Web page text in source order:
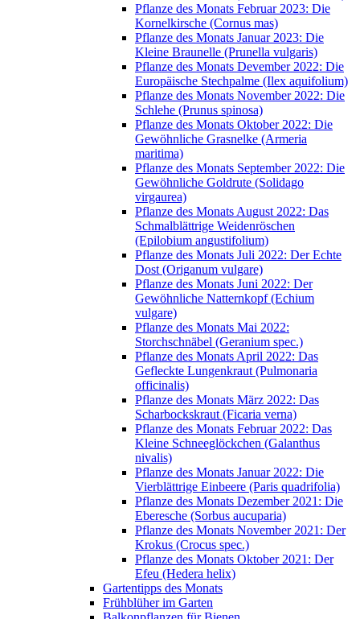
Pflanze des Monats Februar 2023: Die
Kornelkirsche (Cornus mas)
Pflanze des Monats Januar 2023: Die
Kleine Braunelle (Prunella vulgaris)
Pflanze des Monats Devember 2022: Die
Europäische Stechpalme (Ilex aquifolium)
Pflanze des Monats November 2022: Die
Schlehe (Prunus spinosa)
Pflanze des Monats Oktober 2022: Die
Gewöhnliche Grasnelke (Armeria
maritima)
Pflanze des Monats September 2022: Die
Gewöhnliche Goldrute (Solidago
virgaurea)
Pflanze des Monats August 2022: Das
Schmalblättrige Weidenröschen
(Epilobium angustifolium)
Pflanze des Monats Juli 2022: Der Echte
Dost (Origanum vulgare)
Pflanze des Monats Juni 2022: Der
Gewöhnliche Natternkopf (Echium
vulgare)
Pflanze des Monats Mai 2022:
Storchschnäbel (Geranium spec.)
Pflanze des Monats April 2022: Das
Gefleckte Lungenkraut (Pulmonaria
officinalis)
Pflanze des Monats März 2022: Das
Scharbockskraut (Ficaria verna)
Pflanze des Monats Februar 2022: Das
Kleine Schneeglöckchen (Galanthus
nivalis)
Pflanze des Monats Januar 2022: Die
Vierblättrige Einbeere (Paris quadrifolia)
Pflanze des Monats Dezember 2021: Die
Eberesche (Sorbus aucuparia)
Pflanze des Monats November 2021: Der
Krokus (Crocus spec.)
Pflanze des Monats Oktober 2021: Der
Efeu (Hedera helix)
Gartentipps des Monats
Frühblüher im Garten